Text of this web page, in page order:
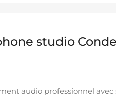
studio
audio professionnel